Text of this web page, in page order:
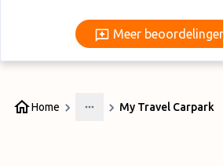
Meer
Meer
Home
More
My Travel Carpark